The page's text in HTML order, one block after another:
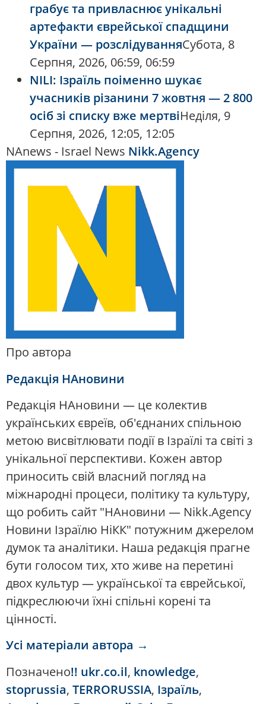
грабує та привласнює унікальні
артефакти єврейської спадщини
України — розслідуванняСубота, 8
Серпня, 2026, 06:59, 06:59
NILI: Ізраїль поіменно шукає
учасників різанини 7 жовтня — 2 800
осіб зі списку вже мертвіНеділя, 9
Серпня, 2026, 12:05, 12:05
NAnews - Israel News Nikk.Agency
Про автора
Редакція НАновини
Редакція НАновини — це колектив
українських євреїв, об'єднаних спільною
метою висвітлювати події в Ізраїлі та світі з
унікальної перспективи. Кожен автор
приносить свій власний погляд на
міжнародні процеси, політику та культуру,
що робить сайт "НАновини — Nikk.Agency
Новини Ізраїлю НіКК" потужним джерелом
думок та аналітики. Наша редакція прагне
бути голосом тих, хто живе на перетині
двох культур — української та єврейської,
підкреслюючи їхні спільні корені та
цінності.
Усі матеріали автора →
Позначено!! ukr.co.il, knowledge,
stoprussia, TERRORUSSIA, Ізраїль,